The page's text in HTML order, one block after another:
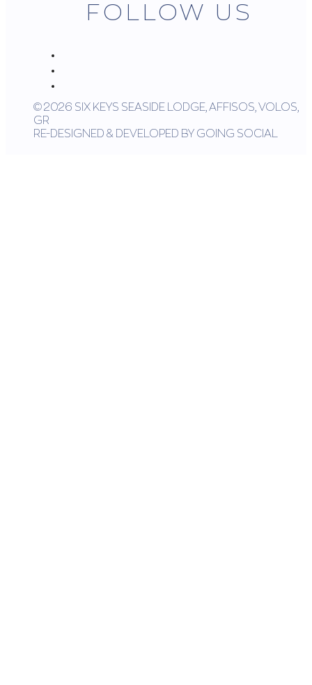
FOLLOW US
© 2026 SIX KEYS SEASIDE LODGE, AFFISOS, VOLOS,
GR
RE-DESIGNED & DEVELOPED BY GOING SOCIAL